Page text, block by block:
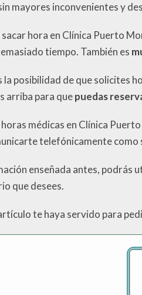
mayores inconvenientes y
sacar hora en Clínica Puerto
tiempo. También es
la posibilidad de que solicites
arriba para quepuedas
médicas en Clínica
telefónicamente como
enseñada antes, podrás
que desees.
te haya servido para